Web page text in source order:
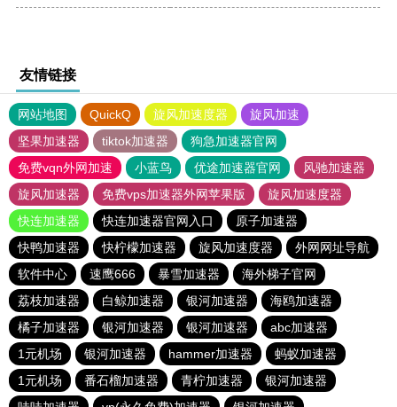
友情链接
网站地图 QuickQ 旋风加速度器
旋风加速
坚果加速器
tiktok加速器
狗急加速器官网
免费vqn外网加速
小蓝鸟 优途加速器官网
风驰加速器
旋风加速器
免费vps加速器外网苹果版
旋风加速度器
快连加速器
快连加速器官网入口
原子加速器
快鸭加速器
快柠檬加速器 旋风加速度器
外网网址导航
软件中心
速鹰666 暴雪加速器
海外梯子官网
荔枝加速器
白鲸加速器 银河加速器
海鸥加速器
橘子加速器
银河加速器 银河加速器
abc加速器
1元机场
银河加速器 hammer加速器
蚂蚁加速器
1元机场
番石榴加速器 青柠加速器
银河加速器